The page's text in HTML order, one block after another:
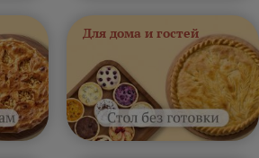
Для дома и гостей